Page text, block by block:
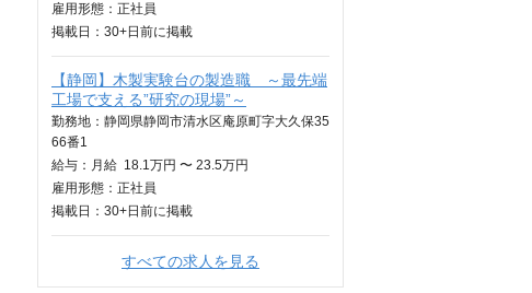
雇用形態：正社員
掲載日： 30+日 前に掲載
【静岡】木製実験台の製造職 ～最先端
工場で支える”研究の現場”～
勤務地：静岡県静岡市清水区庵原町字大久保35
66番1
給与： 月給 18.1万円 〜 23.5万円
雇用形態：正社員
掲載日： 30+日 前に掲載
すべての求人を見る